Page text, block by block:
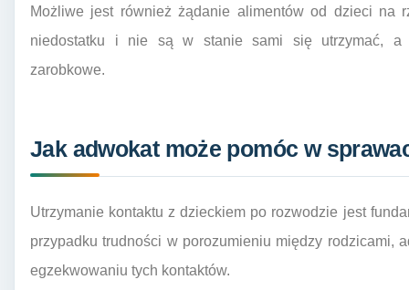
Możliwe jest również żądanie alimentów od dzieci na
niedostatku i nie są w stanie sami się utrzymać, a
zarobkowe.
Jak adwokat może pomóc w
Utrzymanie kontaktu z dzieckiem po rozwodzie jest
przypadku trudności w porozumieniu między rodzicami,
egzekwowaniu tych kontaktów.